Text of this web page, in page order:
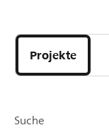
DE FR IT
Projekte
und
Organisationen
Projekte
Suche